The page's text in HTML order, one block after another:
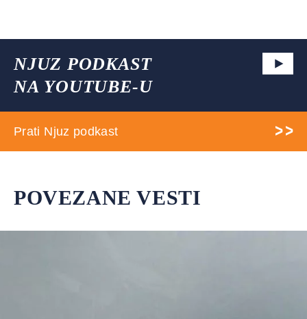
NJUZ PODKAST
NA YOUTUBE-U
Prati Njuz podkast
POVEZANE VESTI